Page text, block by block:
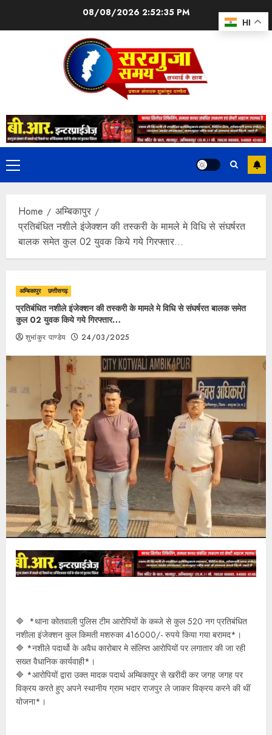
08/08/2026 2:52:36 PM
Home
अम्बिकापुर
प्रतिबंधित नशीले इंजेक्शन की तस्करी के मामले मे विधि से संघर्षरत
बालक समेत कुल 02 युवक किये गये गिरफ्तार…
अम्बिकापुर छत्तीसगढ़
प्रतिबंधित नशीले इंजेक्शन की तस्करी के मामले मे विधि से संघर्षरत बालक समेत
कुल 02 युवक किये गये गिरफ्तार…
शुभांकुर पाण्डेय 24/03/2025
🔷 *थाना कोतवाली पुलिस टीम आरोपियों के कब्जे से कुल 520 नग प्रतिबंधित
नशीला इंजेक्शन कुल किमती मशरुका 416000/- रुपये किया गया बरामद*।
🔷 *नशीले पदार्थो के अवैध कारोबार मे संलिप्त आरोपियों पर लगातार की जा रही
सख्त वैधानिक कार्यवाही*।
🔷 *आरोपियों द्वारा उक्त मादक पदार्थ अम्बिकापुर से खरीदी कर जगह जगह पर
विक्रय करते हुए अपने स्थानीय ग्राम भदार राजपुर ले जाकर विक्रय करने की थीं
योजना*।
HI